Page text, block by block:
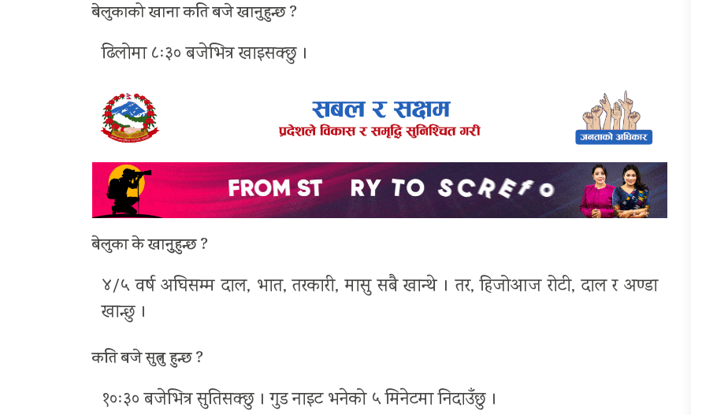
बेलुकाको खाना कति बजे खानुहुन्छ ?
ढिलोमा ८ः३० बजेभित्र खाइसक्छु ।
बेलुका के खानुुहुन्छ ?
४/५ वर्ष अघिसम्म दाल, भात, तरकारी, मासु सबै खान्थे । तर, हिजोआज रोटी, दाल र अण्डा
खान्छु ।
कति बजे सुत्नु हुन्छ ?
१०ः३० बजेभित्र सुतिसक्छु । गुड नाइट भनेको ५ मिनेटमा निदाउँछु ।